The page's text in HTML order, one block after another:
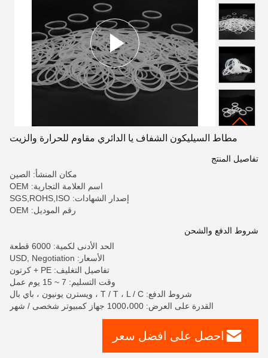
مطاط السيليكون الشفاف يا الدائري مقاوم للحرارة والزيت
تفاصيل المنتج
مكان المنشأ: الصين
اسم العلامة التجارية: OEM
إصدار الشهادات: SGS,ROHS,ISO
رقم الموديل: OEM
شروط الدفع والشحن
الحد الأدنى لكمية: 6000 قطعة
الأسعار: USD, Negotiation
تفاصيل التغليف: PE + كرتون
وقت التسليم: 7 ~ 15 يوم عمل
شروط الدفع: T / T ، L / C ، ويسترن يونيون ، باي بال
القدرة على العرض: 1000،000 جهاز كمبيوتر شخصى / شهر
احصل على افضل سعر